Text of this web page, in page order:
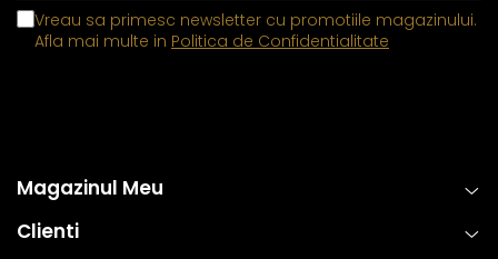
Vreau sa primesc newsletter cu promotiile magazinului.
Afla mai multe in Politica de Confidentialitate
Magazinul Meu
Clienti